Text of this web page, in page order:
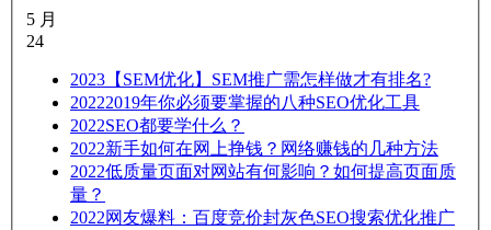
5 月
24
2023 【SEM优化】SEM推广需怎样做才有排名?
20222019年你必须要掌握的八种SEO优化工具
2022SEO都要学什么？
2022新手如何在网上挣钱？网络赚钱的几种方法
2022低质量页面对网站有何影响？如何提高页面质
量？
2022网友爆料：百度竞价封灰色SEO搜索优化推广